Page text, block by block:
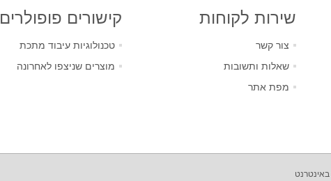
שירות לקוחות
צור קשר
שאלות ותשובות
מפת אתר
קישורים פופולרים
טכנולוגיות עיבוד מתכת
מוצרים שניצפו לאחרונה
באינטרנט